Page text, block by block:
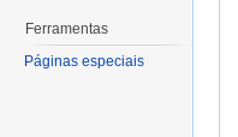
Ferramentas
Páginas especiais